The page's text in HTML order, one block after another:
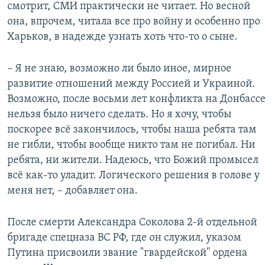
смотрит, СМИ практически не читает. Но весной
она, впрочем, читала все про войну и особенно про
Харьков, в надежде узнать хоть что-то о сыне.
– Я не знаю, возможно ли было иное, мирное
развитие отношений между Россией и Украиной.
Возможно, после восьми лет конфликта на Донбассе
нельзя было ничего сделать. Но я хочу, чтобы
поскорее всё закончилось, чтобы наша ребята там
не гибли, чтобы вообще никто там не погибал. Ни
ребята, ни жители. Надеюсь, что Божий промысел
всё как-то уладит. Логического решения в голове у
меня нет, – добавляет она.
После смерти Александра Соколова 2-й отдельной
бригаде спецназа ВС РФ, где он служил, указом
Путина присвоили звание "гвардейской" ордена